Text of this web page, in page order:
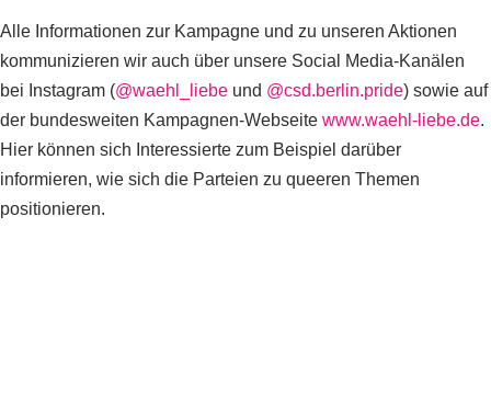
Alle Informationen zur Kampagne und zu unseren Aktionen
kommunizieren wir auch über unsere Social Media-Kanälen
bei Instagram (@waehl_liebe und @csd.berlin.pride) sowie auf
der bundesweiten Kampagnen-Webseite www.waehl-liebe.de.
Hier können sich Interessierte zum Beispiel darüber
informieren, wie sich die Parteien zu queeren Themen
positionieren.